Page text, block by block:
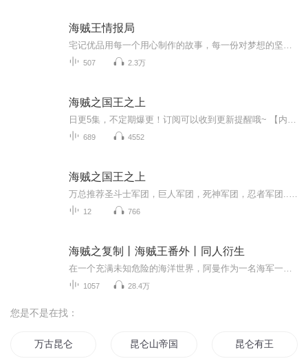
海贼王情报局
507 2.3万
海贼之国王之上
689 4552
海贼之国王之上
12 766
海贼之复制丨海贼王番外丨同人衍生
1057 28.4万
您是不是在找：
万古昆仑 昆仑山帝国传奇 昆仑有王